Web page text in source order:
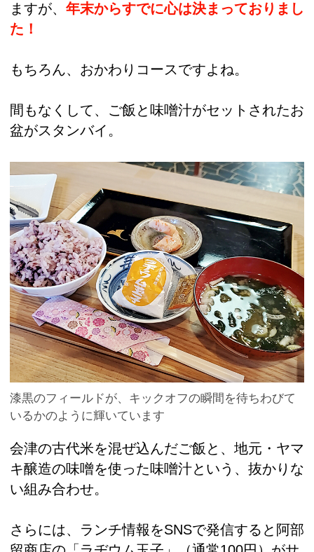
ますが、 年末からすでに心は決まっておりまし
た！
もちろん、おかわりコースですよね。
間もなくして、ご飯と味噌汁がセットされたお
盆がスタンバイ。
漆黒のフィールドが、キックオフの瞬間を待ちわびて
いるかのように輝いています
会津の古代米を混ぜ込んだご飯と、地元・ヤマ
キ醸造の味噌を使った味噌汁という、抜かりな
い組み合わせ。
さらには、ランチ情報をSNSで発信すると阿部